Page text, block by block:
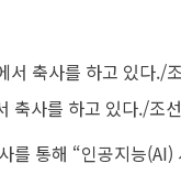
축사를 하고 있다./조
통해 “인공지능